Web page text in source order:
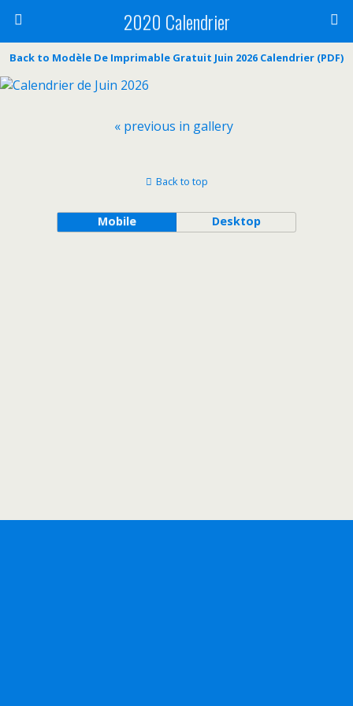
2020 Calendrier
Back to Modèle De Imprimable Gratuit Juin 2026 Calendrier (PDF)
« previous in gallery
Back to top
Mobile Desktop